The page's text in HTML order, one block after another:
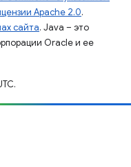
Apache 2.0.
сайта. Java – это
Oracle и ее